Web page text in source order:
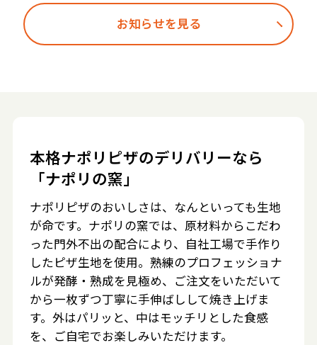
お知らせを見る
本格ナポリピザのデリバリーなら
「ナポリの窯」
ナポリピザのおいしさは、なんといっても生地
が命です。ナポリの窯では、原材料からこだわ
った門外不出の配合により、自社工場で手作り
したピザ生地を使用。熟練のプロフェッショナ
ルが発酵・熟成を見極め、ご注文をいただいて
から一枚ずつ丁寧に手伸ばしして焼き上げま
す。外はパリッと、中はモッチリとした食感
を、ご自宅でお楽しみいただけます。